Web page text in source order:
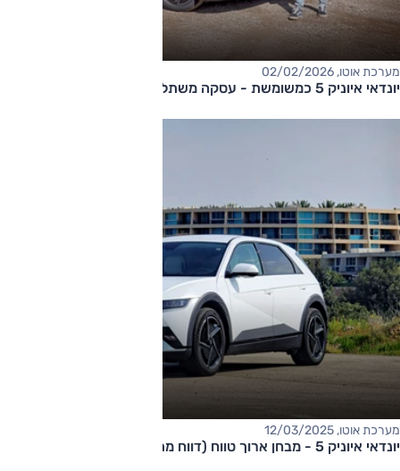
מערכת אוטו, 02/02/2026
יונדאי איוניק 5 כמשומשת - עסקה משתלמת?
מערכת אוטו, 12/03/2025
יונדאי איוניק 5 - מבחן ארוך טווח (דווח מתעדכן)